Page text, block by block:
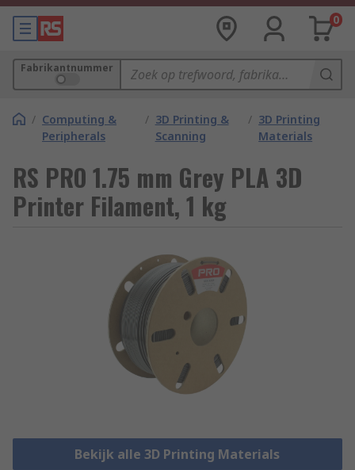
0
Fabrikantnummer
/ Computing &
Peripherals
/ 3D Printing &
Scanning
/ 3D Printing
Materials
RS PRO 1.75 mm Grey PLA 3D
Printer Filament, 1 kg
Bekijk alle 3D Printing Materials